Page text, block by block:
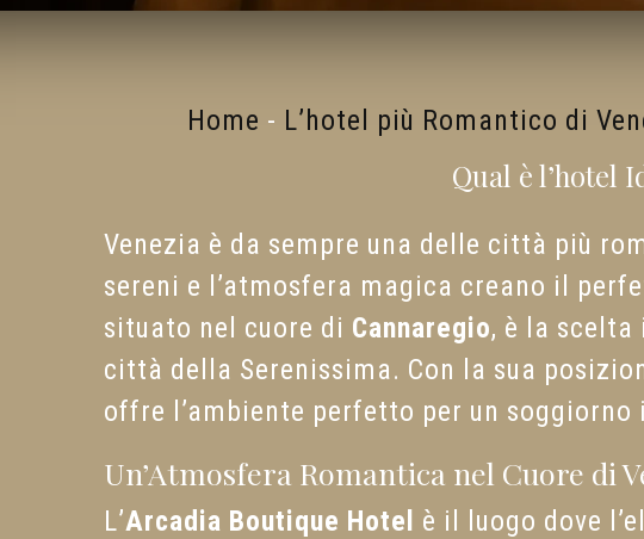
Home - L’hotel più Romantico di
Qual è l’hotel
Venezia è da sempre una delle città più
sereni e l’atmosfera magica creano il
situato nel cuore di Cannaregio, è la scelta
città della Serenissima. Con la sua
offre l’ambiente perfetto per un
Un’Atmosfera Romantica nel Cuore di
L’Arcadia Boutique Hotel è il luogo dove